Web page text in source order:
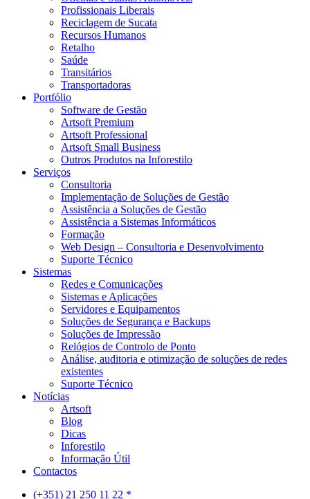
Profissionais Liberais
Reciclagem de Sucata
Recursos Humanos
Retalho
Saúde
Transitários
Transportadoras
Portfólio
Software de Gestão
Artsoft Premium
Artsoft Professional
Artsoft Small Business
Outros Produtos na Inforestilo
Serviços
Consultoria
Implementação de Soluções de Gestão
Assistência a Soluções de Gestão
Assistência a Sistemas Informáticos
Formação
Web Design – Consultoria e Desenvolvimento
Suporte Técnico
Sistemas
Redes e Comunicações
Sistemas e Aplicações
Servidores e Equipamentos
Soluções de Segurança e Backups
Soluções de Impressão
Relógios de Controlo de Ponto
Análise, auditoria e otimização de soluções de redes
existentes
Suporte Técnico
Notícias
Artsoft
Blog
Dicas
Inforestilo
Informação Útil
Contactos
(+351) 21 250 11 22 *